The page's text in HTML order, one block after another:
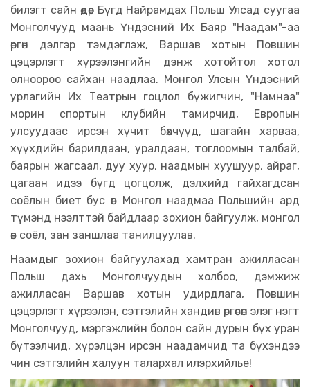
билэгт сайн өдөр Бүгд Найрамдах Польш Улсад суугаа
Монголчууд маань Үндэсний Их Баяр "Наадам"-аа
өргөн дэлгэр тэмдэглэж, Варшав хотын Повшин
цэцэрлэгт хүрээлэнгийн дэнж хотойтол хотол
олноороо сайхан наадлаа. Монгол Улсын Үндэсний
урлагийн Их Театрын гоцлол бүжигчин, "Намнаа"
морин спортын клубийн тамирчид, Европын
улсуудаас ирсэн хүчит бөхчүүд, шагайн харваа,
хүүхдийн барилдаан, уралдаан, тоглоомын талбай,
баярын жагсаал, дуу хуур, наадмын хуушуур, айраг,
цагаан идээ бүгд цогцолж, дэлхийд гайхагдсан
соёлын биет бус өв Монгол наадмаа Польшийн ард
түмэнд нээлттэй байдлаар зохион байгуулж, монгол
өв соёл, зан заншлаа танилцуулав.
Наамдыг зохион байгуулахад хамтран ажилласан
Польш дахь Монголчуудын холбоо, дэмжиж
ажилласан Варшав хотын удирдлага, Повшин
цэцэрлэгт хүрээлэн, сэтгэлийн хандив өргөсөн элэг нэгт
Монголчууд, мэргэжлийн болон сайн дурын бүх уран
бүтээлчид, хүрэлцэн ирсэн наадамчид та бүхэндээ
чин сэтгэлийн халуун талархал илэрхийлье!